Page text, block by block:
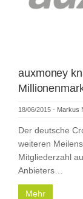
auxmoney
18/06/2015 - Markus
Der deutsche
weiteren
Mitgliederzahl
Anbieters…
Mehr